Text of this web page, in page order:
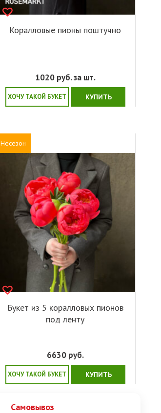
Коралловые пионы поштучно
1020руб. за шт.
ХОЧУ ТАКОЙ БУКЕТ КУПИТЬ
Несезон
Букет из 5 коралловых пионов
под ленту
6630руб.
ХОЧУ ТАКОЙ БУКЕТ КУПИТЬ
Самовывоз